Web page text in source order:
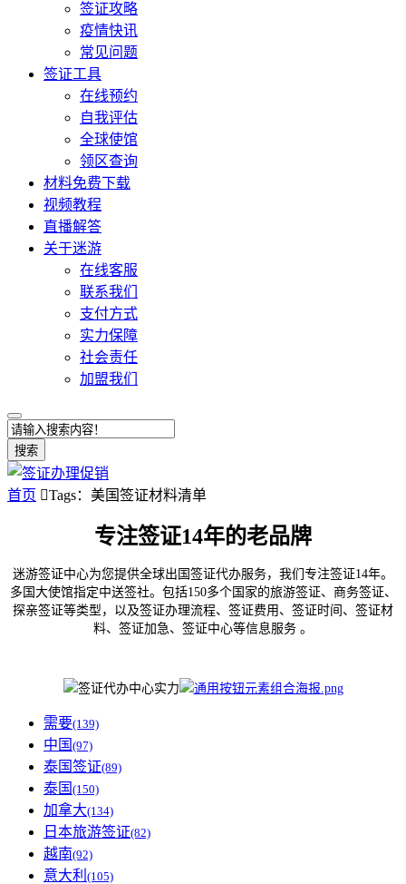
签证攻略
疫情快讯
常见问题
签证工具
在线预约
自我评估
全球使馆
领区查询
材料免费下载
视频教程
直播解答
关于迷游
在线客服
联系我们
支付方式
实力保障
社会责任
加盟我们
搜索
首页 Tags：美国签证材料清单
专注签证14年的老品牌
迷游签证中心为您提供全球出国签证代办服务，我们专注签证14年。
多国大使馆指定中送签社。包括150多个国家的旅游签证、商务签证、
探亲签证等类型，以及签证办理流程、签证费用、签证时间、签证材
料、签证加急、签证中心等信息服务 。
需要(139)
中国 (97)
泰国签证(89)
泰国 (150)
加拿大(134)
日本旅游签证(82)
越南(92)
意大利 (105)